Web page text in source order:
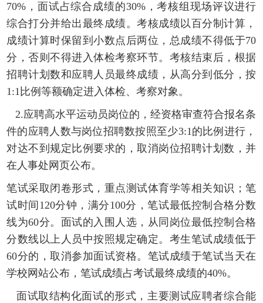
70%，面试占综合成绩的30%，考核组现场评议进行
综合打分并给出最终成绩。考核成绩以百分制计算，
成绩计算时保留到小数点后两位，总成绩不得低于70
分 ，否则不得进入体检考察环节。考核结束后，根据
招聘计划数和应聘人员最终成绩，从高分到低分，按
1:1比例等额确定进入体检、考察对象。
2.应聘高水平运动员岗位的，经资格审查符合报名条
件的应聘人数与岗位招聘数按照至少3:1的比例进行，
对达不到规定比例要求的，取消岗位招聘计划数，并
在人事处网页公布。
笔试采取闭卷形式，重点测试体育学等相关知识；笔
试时间 120分钟，满分100分，笔试最低控制合格分数
线为60分。面试的入围人选，从同岗位最低控制合格
分数线以上人员中按照规定确定。考生笔试成绩低于
60分的，取消参加面试资格。笔试成绩于笔试当天在
学校网站公布，笔试成绩占考试最终成绩的40%。
面试取结构化面试的形式，主要测试应聘者综合能